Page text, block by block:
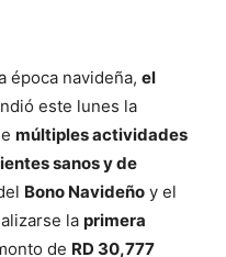
época navideña, el
este lunes la
múltiples actividades
sanos y de
Bono Navideño y el
la primera
de RD 30,777